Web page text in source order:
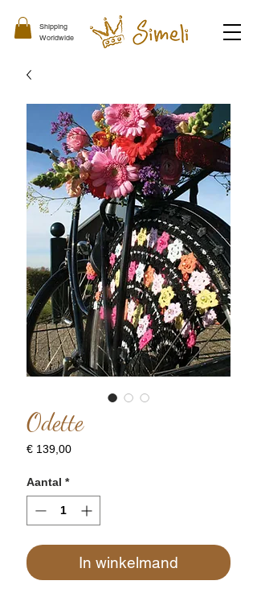
Shipping
Worldwide
Odette
€ 139,00Prijs
Aantal *
In winkelmand